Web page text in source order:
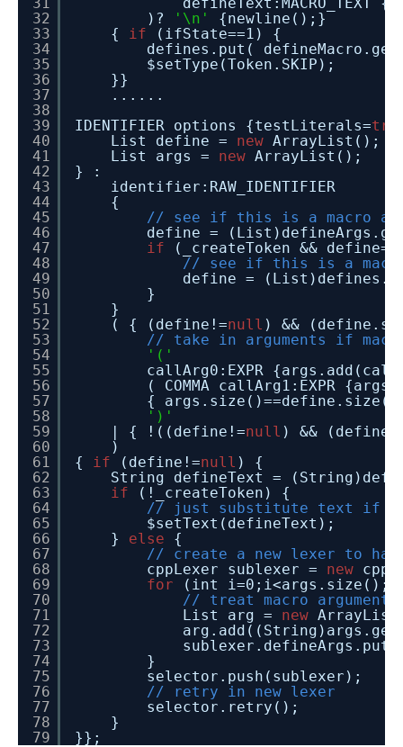
32
33
34
35
36
37
38
39
40
41
42
43
44
45
46
47
48
49
50
51
52
53
54
55
56
57
58
59
60
61
62
63
64
65
66
67
68
69
70
71
72
73
74
75
76
77
78
79
)?
'\n'
{newline();}
{ if
(ifState==1) {
defines.put(
$setType(Token.SKIP);
}}
......
IDENTIFIER options {testLiterals=
List define = new ArrayList();
List args = new ArrayList();
} :
identifier:RAW_IDENTIFIER
{
// see if this is a macro
define =
if
(_createToken && define==
// see if this is a
define =
}
}
( { (define!=null ) &&
// take in arguments if
'('
callArg0:EXPR
( COMMA callArg1:EXPR
{
')'
| { !((define!=null ) &&
)
{ if (define!=null ) {
String defineText =
if
(!_createToken) {
// just substitute text if
$setText(defineText);
} else
{
// create a new lexer to
cppLexer sublexer = new
for
(int
// treat macro
List arg = new
}
selector.push(sublexer);
// retry in new lexer
selector.retry();
}
}};